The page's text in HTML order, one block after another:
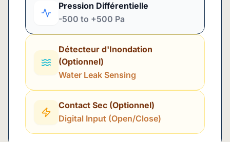
Pression Différentielle
-500 to +500 Pa
Détecteur d'Inondation
(Optionnel)
Water Leak Sensing
Contact Sec (Optionnel)
Digital Input (Open/Close)